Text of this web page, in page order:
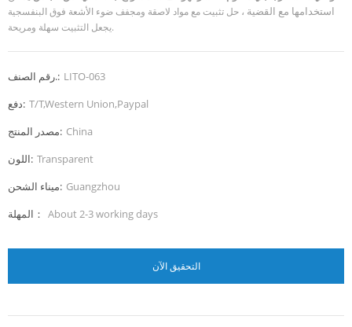
استخدامها مع القضية ، حل تثبيت مع مواد لاصقة ومجفف ضوء الأشعة فوق البنفسجية
يجعل التثبيت سهلة ومريحة.
رقم الصنف.: LITO-063
دفع: T/T,Western Union,Paypal
مصدر المنتج: China
اللون: Transparent
ميناء الشحن: Guangzhou
المهلة： About 2-3 working days
التحقيق الآن